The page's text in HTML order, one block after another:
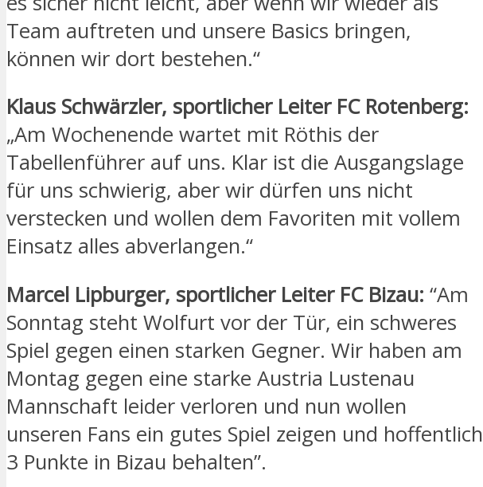
Team auftreten und unsere Basics bringen,
können wir dort bestehen.“
Klaus Schwärzler, sportlicher Leiter FC Rotenberg:
„Am Wochenende wartet mit Röthis der
Tabellenführer auf uns. Klar ist die Ausgangslage
für uns schwierig, aber wir dürfen uns nicht
verstecken und wollen dem Favoriten mit vollem
Einsatz alles abverlangen.“
Marcel Lipburger, sportlicher Leiter FC Bizau: “Am
Sonntag steht Wolfurt vor der Tür, ein schweres
Spiel gegen einen starken Gegner. Wir haben am
Montag gegen eine starke Austria Lustenau
Mannschaft leider verloren und nun wollen
unseren Fans ein gutes Spiel zeigen und hoffentlich
3 Punkte in Bizau behalten”.